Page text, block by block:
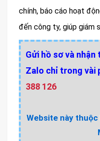
chính, báo cáo hoạt
đến công ty, giúp giám
Gửi hồ sơ và nhận
Zalo chỉ trong vài
388 126
Website này thuộc